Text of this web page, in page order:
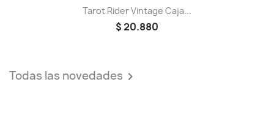
Tarot Rider Vintage Caja...
$ 20.880
Todas las novedades 